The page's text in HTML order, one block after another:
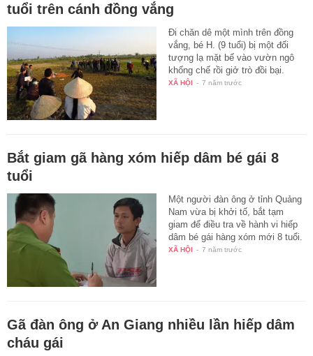
tuổi trên cánh đồng vắng
Đi chăn dê một mình trên đồng
vắng, bé H. (9 tuổi) bị một đối
tượng lạ mặt bế vào vườn ngô
khống chế rồi giở trò đồi bại.
XÃ HỘI - 7 năm trước
Bắt giam gã hàng xóm hiếp dâm bé gái 8
tuổi
Một người đàn ông ở tỉnh Quảng
Nam vừa bị khởi tố, bắt tạm
giam để điều tra về hành vi hiếp
dâm bé gái hàng xóm mới 8 tuổi.
XÃ HỘI - 7 năm trước
Gã đàn ông ở An Giang nhiều lần hiếp dâm
cháu gái